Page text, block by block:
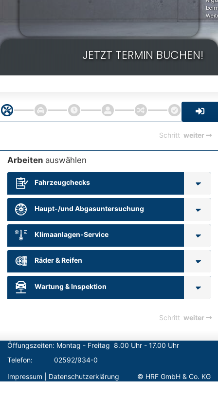
JETZT TERMIN BUCHEN!